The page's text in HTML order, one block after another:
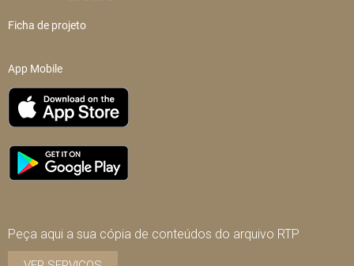
Ficha de projeto
App Mobile
Peça aqui a sua cópia de conteúdos do arquivo RTP